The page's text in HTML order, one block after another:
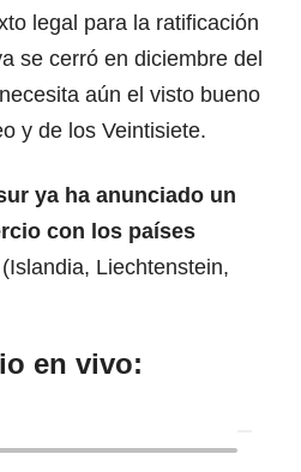
legal para la ratificación
se cerró en diciembre del
aún el visto bueno
y de los Veintisiete.
ya ha anunciado un
con los países
(Islandia, Liechtenstein,
en vivo: